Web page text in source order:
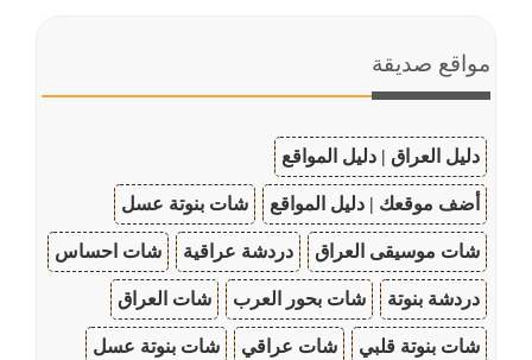
مواقع صديقة
دليل العراق | دليل المواقع
أضف موقعك | دليل المواقع شات بنوتة عسل
شات موسيقى العراق دردشة عراقية شات احساس
دردشة بنوتة شات بحور العرب شات العراق
شات بنوتة قلبي شات عراقي شات بنوتة عسل